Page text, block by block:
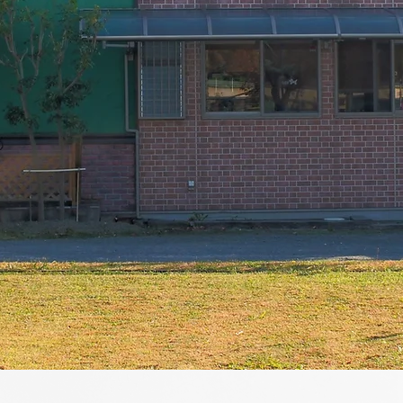
の暮らしをワンランクア
トと地球にやさしいサロ